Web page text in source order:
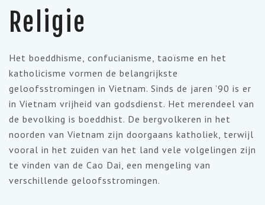
Religie
Het boeddhisme, confucianisme, taoïsme en het
katholicisme vormen de belangrijkste
geloofsstromingen in Vietnam. Sinds de jaren ’90 is er
in Vietnam vrijheid van godsdienst. Het merendeel van
de bevolking is boeddhist. De bergvolkeren in het
noorden van Vietnam zijn doorgaans katholiek, terwijl
vooral in het zuiden van het land vele volgelingen zijn
te vinden van de Cao Dai, een mengeling van
verschillende geloofsstromingen.